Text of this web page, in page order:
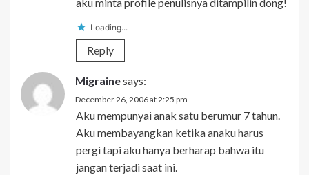
Loading...
Reply
Migrainesays:
December 26, 2006 at 2:25 pm
Aku mempunyai anak satu berumur 7 tahun.
Aku membayangkan ketika anaku harus
pergi tapi aku hanya berharap bahwa itu
jangan terjadi saat ini.